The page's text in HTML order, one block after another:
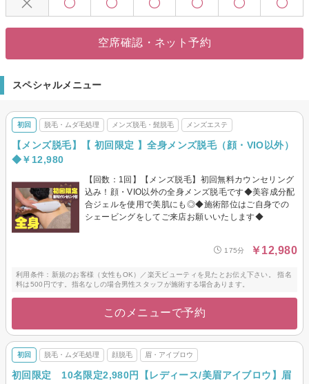
ヒゲ剃りの手間をなくしたい男性にはヒゲ脱毛が人気。毛穴洗浄・フェイシ
家族でのご来店も歓迎しています。
都度払いorサブスクの柔軟な料金プランで、初回500円から体験できます。
軽にご来店ください。スタッフ一同、心よりお待ちしております。
空席確認・ネット予約
スペシャルメニュー
初回 脱毛・ムダ毛処理 メンズ脱毛・髭脱毛 メンズエステ
【メンズ脱毛】【 初回限定 】全身メンズ脱毛（顔・VIO以外）
◆￥12,980
【回数：1回】【メンズ脱毛】初回無料カウンセリング
込み！顔・VIO以外の全身メンズ脱毛です◆美容成分配
合ジェルを使用で美肌にも◎◆施術部位はご自身での
シェービングをしてご来店お願いいたします◆
175分 ￥12,980
利用条件：新規のお客様（女性もOK）／楽天ビューティを見たとお伝え下さい。 指名
料は500円です。指名なしの場合男性スタッフが施術する場合あります。
このメニューで予約
初回 脱毛・ムダ毛処理 顔脱毛 眉・アイブロウ
初回限定 10名限定2,980円【レディース/美眉アイブロウ】眉